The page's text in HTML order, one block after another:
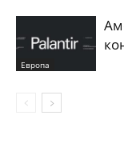
Европа